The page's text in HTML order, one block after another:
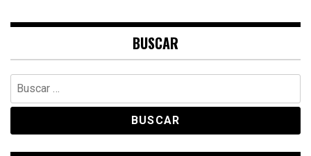
BUSCAR
Buscar: